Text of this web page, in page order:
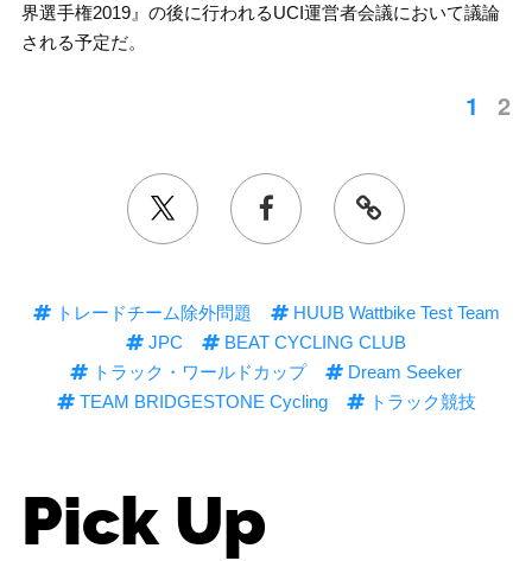
界選手権2019』の後に行われるUCI運営者会議において議論
される予定だ。
1 2
トレードチーム除外問題
HUUB Wattbike Test Team
JPC
BEAT CYCLING CLUB
トラック・ワールドカップ
Dream Seeker
TEAM BRIDGESTONE Cycling
トラック競技
Pick Up